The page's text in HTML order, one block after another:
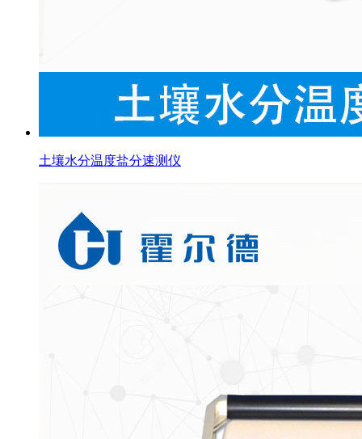
土壤水分温度盐分速测仪